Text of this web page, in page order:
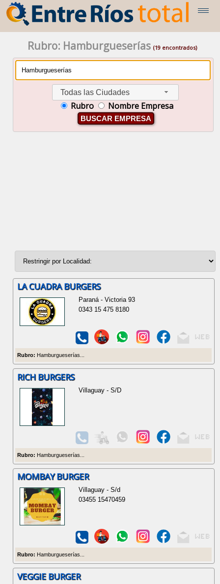
Rubro: Hamburgueserías (19 encontrados)
Todas las Ciudades
Rubro Nombre Empresa
BUSCAR EMPRESA
LA CUADRA BURGERS
Paraná - Victoria 93
0343 15 475 8180
Rubro: Hamburgueserías...
RICH BURGERS
Villaguay - S/D
Rubro: Hamburgueserías...
MOMBAY BURGER
Villaguay - S/d
03455 15470459
Rubro: Hamburgueserías...
VEGGIE BURGER